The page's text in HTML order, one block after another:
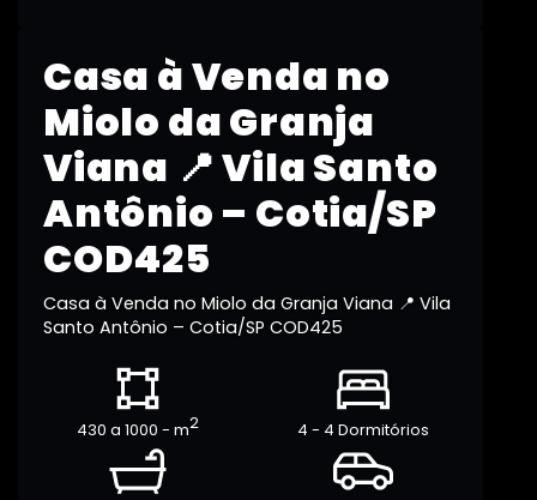
Casa à Venda no
Miolo da Granja
Viana 📍 Vila Santo
Antônio – Cotia/SP
COD425
Casa à Venda no Miolo da Granja Viana 📍 Vila
Santo Antônio – Cotia/SP COD425
430 a 1000 - m2 4 - 4 Dormitórios